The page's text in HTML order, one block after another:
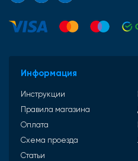
Информация
Инструкции
Правила магазина
Оплата
Схема проезда
Статьи